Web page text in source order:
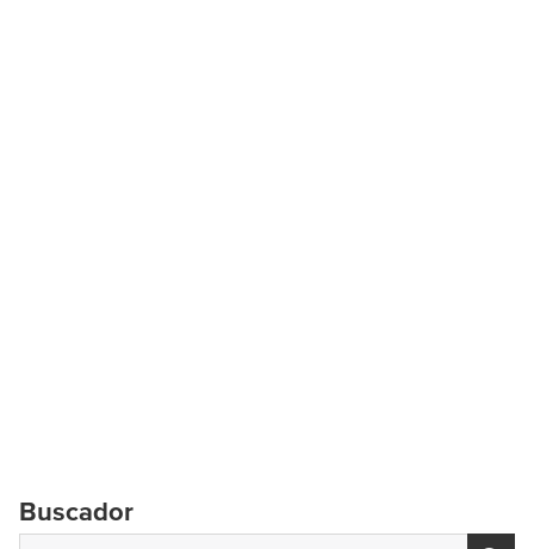
Buscador